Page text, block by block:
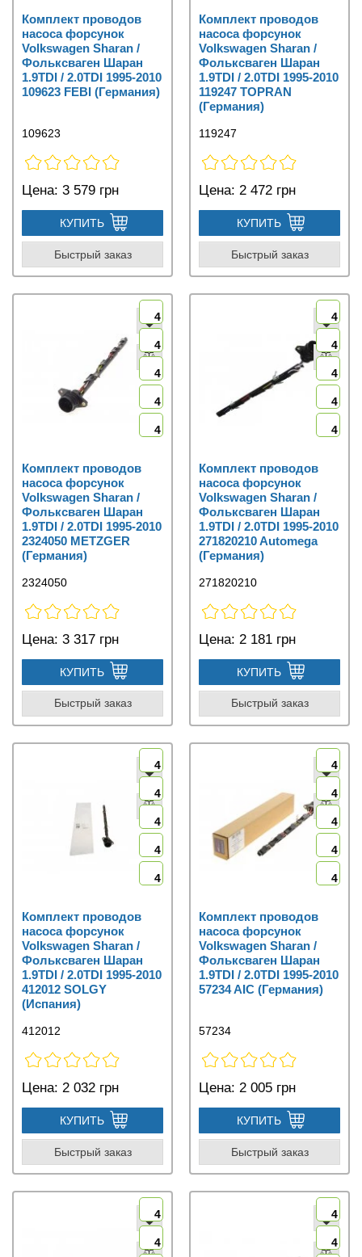
Комплект проводов
насоса форсунок
Volkswagen Sharan /
Фольксваген Шаран
1.9TDI / 2.0TDI 1995-2010
109623 FEBI (Германия)
109623
Цена: 3 579 грн
КУПИТЬ
Быстрый заказ
Комплект проводов
насоса форсунок
Volkswagen Sharan /
Фольксваген Шаран
1.9TDI / 2.0TDI 1995-2010
119247 TOPRAN
(Германия)
119247
Цена: 2 472 грн
КУПИТЬ
Быстрый заказ
4
4
4
4
4
Комплект проводов
насоса форсунок
Volkswagen Sharan /
Фольксваген Шаран
1.9TDI / 2.0TDI 1995-2010
2324050 METZGER
(Германия)
2324050
Цена: 3 317 грн
КУПИТЬ
Быстрый заказ
4
4
4
4
4
Комплект проводов
насоса форсунок
Volkswagen Sharan /
Фольксваген Шаран
1.9TDI / 2.0TDI 1995-2010
271820210 Automega
(Германия)
271820210
Цена: 2 181 грн
КУПИТЬ
Быстрый заказ
4
4
4
4
4
Комплект проводов
насоса форсунок
Volkswagen Sharan /
Фольксваген Шаран
1.9TDI / 2.0TDI 1995-2010
412012 SOLGY
(Испания)
412012
Цена: 2 032 грн
КУПИТЬ
Быстрый заказ
4
4
4
4
4
Комплект проводов
насоса форсунок
Volkswagen Sharan /
Фольксваген Шаран
1.9TDI / 2.0TDI 1995-2010
57234 AIC (Германия)
57234
Цена: 2 005 грн
КУПИТЬ
Быстрый заказ
4
4
4
4